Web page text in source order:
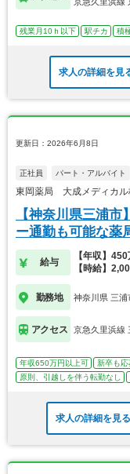
残業月10ｈ以下 駅チカ 積
求人の詳細を見
更新日：2026年6月8日
正社員 パート・アルバイト
東岡薬局 大成メディカル
【神奈川県三浦
ー通勤も可能な薬
給与
【年収】
【時給】
勤務地 神奈川県 三浦
アクセス 京急久里浜線
年収650万円以上可 新卒も応
原則、引越しを伴う転勤なし
求人の詳細を見る